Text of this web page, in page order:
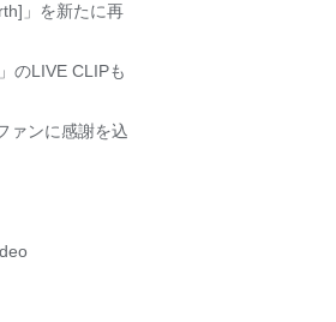
」を新たに再
のLIVE CLIPも
ァンに感謝を込